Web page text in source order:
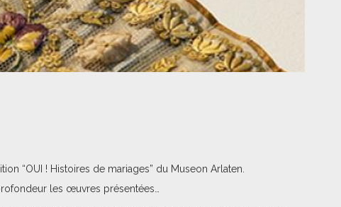
“OUI ! Histoires de mariages” du Museon Arlaten
les œuvres présentées…